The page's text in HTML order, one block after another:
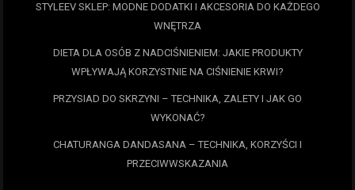
STYLEEV SKLEP: MODNE DODATKI I AKCESORIA DO KAŻDEGO
WNĘTRZA
DIETA DLA OSÓB Z NADCIŚNIENIEM: JAKIE PRODUKTY
WPŁYWAJĄ KORZYSTNIE NA CIŚNIENIE KRWI?
PRZYSIAD DO SKRZYNI – TECHNIKA, ZALETY I JAK GO
WYKONAĆ?
CHATURANGA DANDASANA – TECHNIKA, KORZYŚCI I
PRZECIWWSKAZANIA